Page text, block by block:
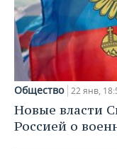
Общество 22 янв,
Новые власти
Россией о